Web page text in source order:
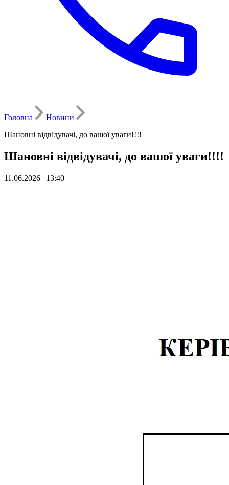
Головна
Новини
Шановні відвідувачі, до вашої уваги!!!!
Шановні відвідувачі, до вашої уваги!!!!
11.06.2026 | 13:40